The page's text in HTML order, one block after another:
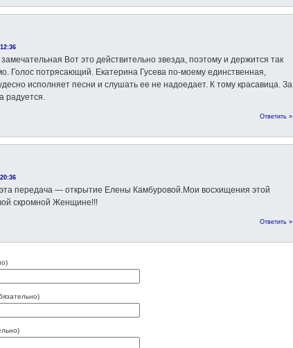
Вот это действительно звезда, поэтому и держится так
Голос потрясающий. Екатерина Гусева по-моему единственная,
исполняет песни и слушать ее не надоедает. К тому красавица. За
радуется.
Ответить »
передача — открытие Елены Камбуровой.Мои восхищения этой
скромной Женщине!!!
Ответить »